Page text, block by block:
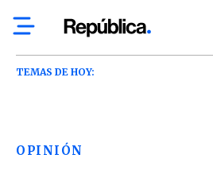
TEMAS DE HOY:
OPINIÓN